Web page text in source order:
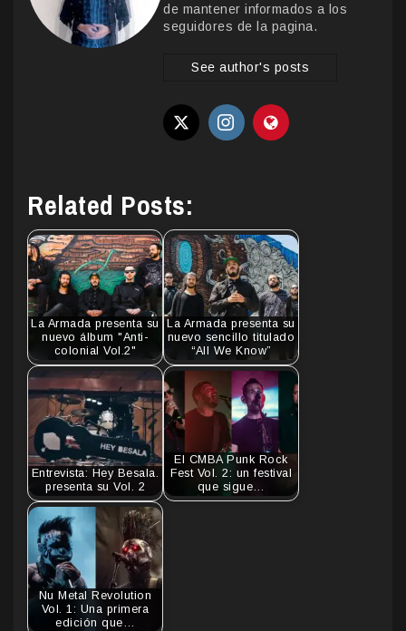
de mantener informados a los
seguidores de la pagina.
See author's posts
Related Posts:
La Armada presenta su
nuevo álbum "Anti-
colonial Vol.2"
La Armada presenta su
nuevo sencillo titulado
“All We Know”
Entrevista: Hey Besala.
presenta su Vol. 2
El CMBA Punk Rock
Fest Vol. 2: un festival
que sigue…
Nu Metal Revolution
Vol. 1: Una primera
edición que…